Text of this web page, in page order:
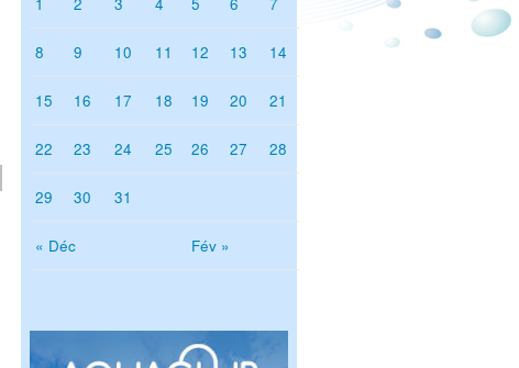
« Déc Fév »
8 9 10 11 12 13 14
15 16 17 18 19 20 21
22 23 24 25 26 27 28
29 30 31